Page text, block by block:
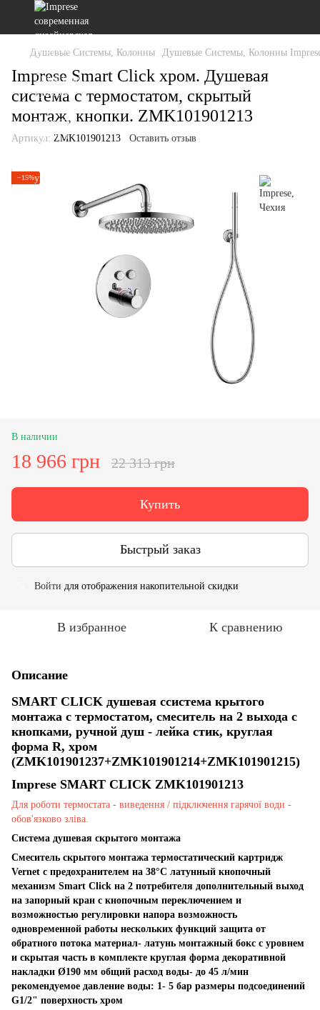
Душевые Системы, Колонны Душевые Системы, Колонны
Imprese Smart Click хром. Душевая
система с термостатом, скрытый
монтаж, кнопки. ZMK101901213
Артикул: ZMK101901213 Оставить отзыв
−15%
В наличии
18 966 грн 22 313 грн
Купить
Быстрый заказ
Войти для отображения накопительной скидки
В избранное К сравнению
Описание
SMART CLICK душевая ссистема крытого
монтажа с термостатом, смеситель на 2 выхода с
кнопками, ручной душ - лейка стик, круглая
форма R, хром
(ZMK101901237+ZMK101901214+ZMK101901215)
Imprese SMART CLICK ZMK101901213
Для роботи термостата - виведення / підключення гарячої води -
обов'язково зліва.
Система душевая скрытого монтажа
Смеситель скрытого монтажа термостатический картридж
Vernet с предохранителем на 38°C латунный кнопочный
механизм Smart Click на 2 потребителя дополнительный выход
на запорный кран с кнопочным переключением и
возможностью регулировки напора возможность
одновременной работы нескольких функций защита от
обратного потока материал- латунь монтажный бокс с уровнем
и скрытая часть в комплекте круглая форма декоративной
накладки Ø190 мм общий расход воды- до 45 л/мин
рекомендуемое давление воды: 1- 5 бар размеры подсоединений
G1/2" поверхность хром